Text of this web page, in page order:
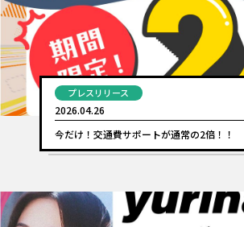
プレスリリース
2026.04.26
今だけ！交通費サポートが通常の2倍！！